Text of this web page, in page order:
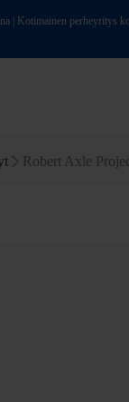
perheyritys
Robert Axle